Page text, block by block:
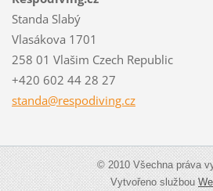
Standa Slabý
Vlasákova 1701
258 01 Vlašim Czech Republic
+420 602 44 28 27
standa@respodiving.cz
© 2010 Všechna práva
Vytvořeno službou